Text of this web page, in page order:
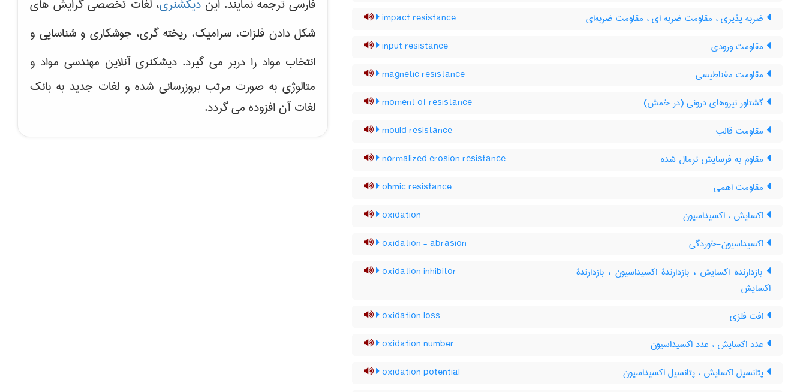
ضربه پذیری ، مقاومت ضربه ای ، مقاومت ضربه‌ای impact resistance
مقاومت ورودی input resistance
مقاومت مغناطیسی magnetic resistance
گشتاور نیروهای درونی (در خمش) moment of resistance
مقاومت قالب mould resistance
مقاوم به فرسایش نرمال شده normalized erosion resistance
مقاومت اهمی ohmic resistance
اکسایش ، اکسیداسیون oxidation
اکسیداسیون-خوردگی oxidation - abrasion
بازدارنده اکسایش ، بازدارندۀ اکسیداسیون ، بازدارندۀ
اکسایش
oxidation inhibitor
افت فلزی oxidation loss
عدد اکسایش ، عدد اکسیداسیون oxidation number
پتانسیل اکسایش ، پتانسیل اکسیداسیون oxidation potential
فارسی ترجمه نمایند. ایندیکشنری، لغات تخصصی گرایش های
شکل دادن فلزات، سرامیک، ریخته گری، جوشکاری و شناسایی و
انتخاب مواد را دربر می گیرد. دیشکنری آنلاین مهندسی مواد و
متالوژی به صورت مرتب بروزرسانی شده و لغات جدید به بانک
لغات آن افزوده می گردد.